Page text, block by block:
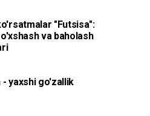
"Futsisa":
va baholash
- yaxshi go'zallik